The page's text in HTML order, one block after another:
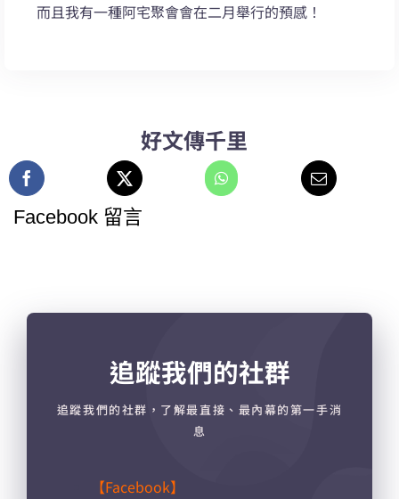
而且我有一種阿宅聚會會在二月舉行的預感！
好文傳千里
Facebook 留言
追蹤我們的社群
追蹤我們的社群，了解最直接、最內幕的第一手消
息
【Facebook】